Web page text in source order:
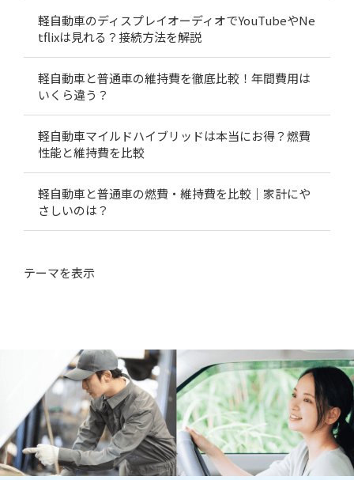
軽自動車のディスプレイオーディオでYouTubeやNe
tflixは見れる？接続方法を解説
軽自動車と普通車の維持費を徹底比較！年間費用は
いくら違う？
軽自動車マイルドハイブリッドは本当にお得？燃費
性能と維持費を比較
軽自動車と普通車の燃費・維持費を比較｜家計にや
さしいのは？
テーマを表示